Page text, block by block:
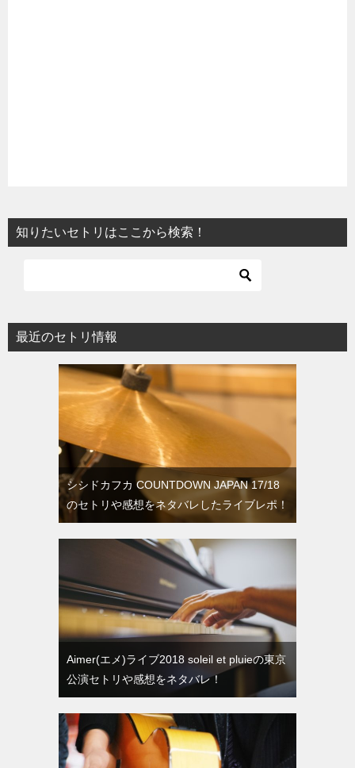
知りたいセトリはここから検索！
最近のセトリ情報
シシドカフカ COUNTDOWN JAPAN 17/18
のセトリや感想をネタバレしたライブレポ！
Aimer(エメ)ライブ2018 soleil et pluieの東京
公演セトリや感想をネタバレ！